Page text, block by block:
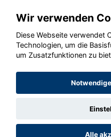
©
Wir verwenden
Diese Webseite verwendet
Technologien, um die
um Zusatzfunktionen zu
Alle